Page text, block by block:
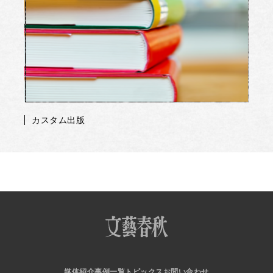
カスタム出版